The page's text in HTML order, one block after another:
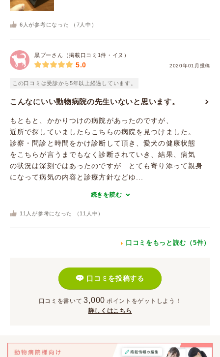
6 人が参考になった （ 7 人中）
黒プーさん（掲載口コミ1件・イヌ）
2020年01月投稿
5.0
この口コミは受診から5年以上経過しています。
こんなにいい動物病院の先生いないと思います。
もともと、かかりつけの病院があったのですが、
近所で探していましたらこちらの病院を見つけました。
診察・問診と時間をかけ診断して頂き、愛犬の健康状態
をこちらが言うまでもなく診断されていき、結果、病気
の状況は深刻ではあったのですが とても寄り添って親身
になって病気の内容と診療方針などゆ...
続きを読む
11 人が参考になった （ 11 人中）
口コミをもっと読む（5件）
口コミを投稿する
口コミを書いて 3,000 ポイント をゲットしよう！
詳しくはこちら